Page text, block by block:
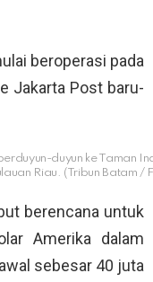
beroperasi pada
Jakarta Post baru-
duyun ke Taman
Riau. (Tribun Batam /
berencana untuk
Amerika dalam
awal sebesar 40 juta